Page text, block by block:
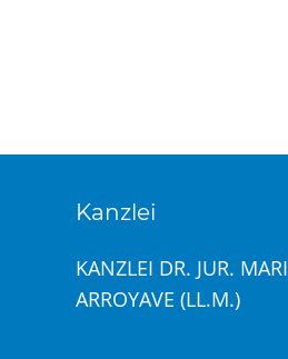
Kanzlei
KANZLEI DR. JUR.
ARROYAVE (LL.M.)